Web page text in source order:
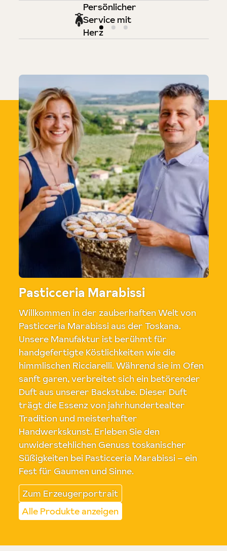
Persönlicher
Service mit
Herz
Pasticceria Marabissi
Willkommen in der zauberhaften Welt von
Pasticceria Marabissi aus der Toskana.
Unsere Manufaktur ist berühmt für
handgefertigte Köstlichkeiten wie die
himmlischen Ricciarelli. Während sie im Ofen
sanft garen, verbreitet sich ein betörender
Duft aus unserer Backstube. Dieser Duft
trägt die Essenz von jahrhundertealter
Tradition und meisterhafter
Handwerkskunst. Erleben Sie den
unwiderstehlichen Genuss toskanischer
Süßigkeiten bei Pasticceria Marabissi – ein
Fest für Gaumen und Sinne.
Zum Erzeugerportrait
Alle Produkte anzeigen